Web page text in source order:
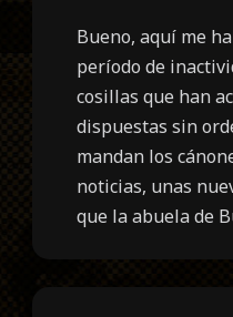
Bueno, aquí me
período de
cosillas que han
dispuestas sin
mandan los
noticias, unas
que la abuela de